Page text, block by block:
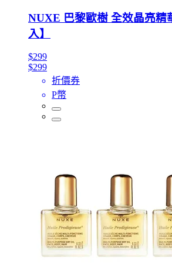
NUXE 巴黎歐樹 全效晶亮精
入】
$299
$299
折價券
P幣